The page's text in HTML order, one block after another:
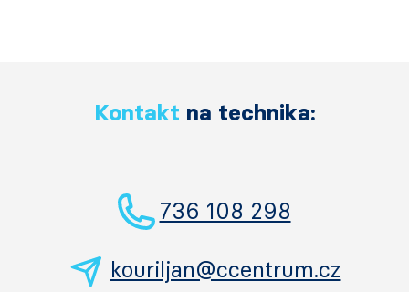
Kontakt na technika:
736 108 298
kouriljan@ccentrum.cz